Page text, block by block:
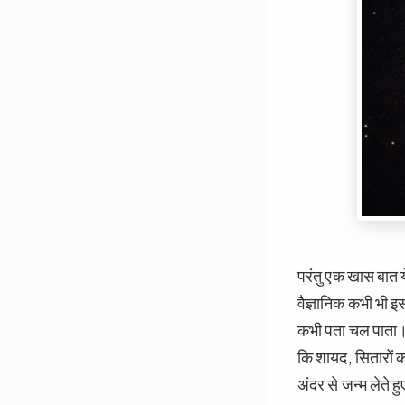
परंतु एक खास बात
वैज्ञानिक कभी भी
कभी पता चल
कि शायद,
अंदर से जन्म लेते